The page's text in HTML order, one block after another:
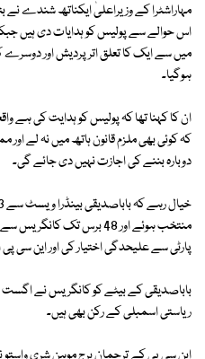
مہاراشٹرا کے وزیراعلیٰ ایکناتھ شندے نے
اس حوالے سے پولیس کو ہدایات دی ہیں جبکہ
میں سے ایک کا تعلق اترپردیش اور دوسرے
ہوگیا۔
ان کا کہنا تھا کہ پولیس کو ہدایت کی ہے
کہ کوئی بھی ملزم قانون ہاتھ میں نہ لے
دوبارہ بننے کی اجازت نہیں دی جائے گی۔
منتخب ہوئے اور 48 برس تک
پارٹی سے علیحدگی اختیار کی اور این سی
باباصدیقی کے بیٹے کو کانگریس نے اگست
ریاستی اسمبلی کے رکن بھی ہیں۔